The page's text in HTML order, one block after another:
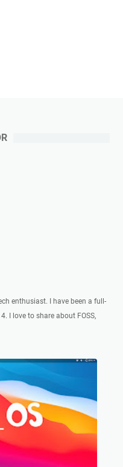
enthusiast. I have been a full-
I love to share about FOSS,